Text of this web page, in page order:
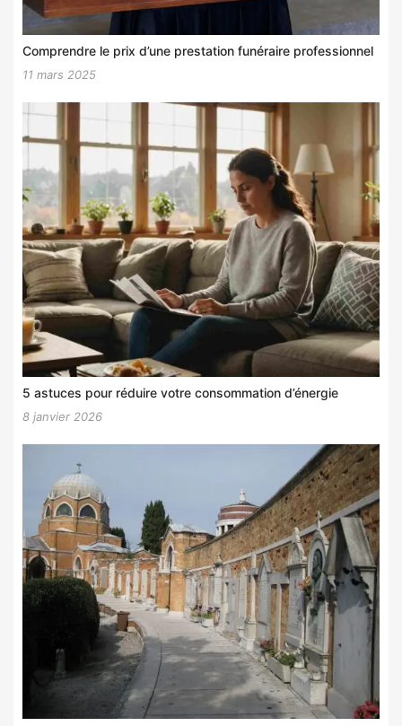
Comprendre le prix d’une prestation funéraire professionnel
11 mars 2025
5 astuces pour réduire votre consommation d’énergie
8 janvier 2026